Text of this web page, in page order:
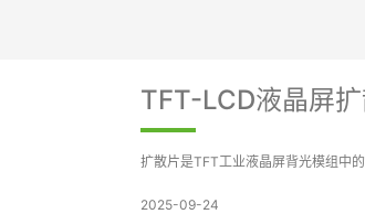
TFT-LCD液晶屏
扩散片是TFT工业液晶屏背光模组中
2025-09-24